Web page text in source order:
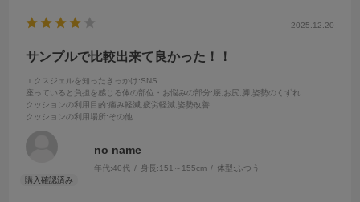
2025.12.20
サンプルで比較出来て良かった！！
エクスジェルを知ったきっかけ :SNS
座っていると負担を感じる体の部位・お悩みの部分:腰,お尻,脚,姿勢のくずれ
クッションの利用目的:痛み軽減,疲労軽減,姿勢改善
クッションの利用場所:その他
no name
年代:40代 身長:151～155cm 体型: ふつう